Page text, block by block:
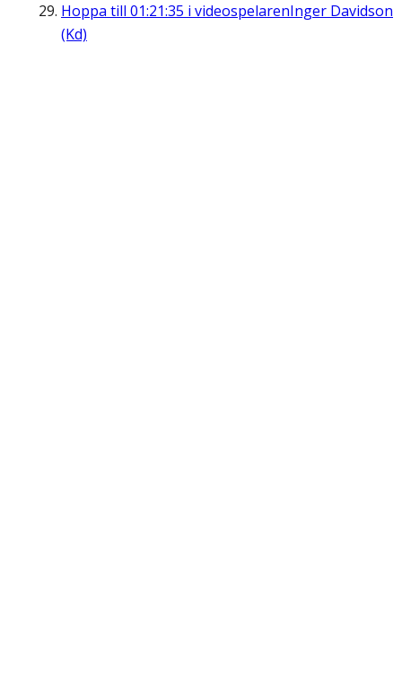
Hoppa till 01:21:35 i videospelarenInger Davidson
(Kd)